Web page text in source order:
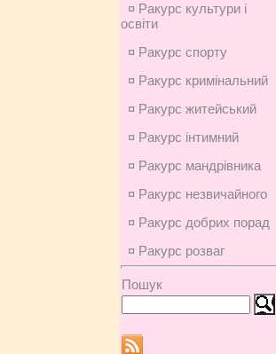
¤ Ракурс культури і
освіти
¤ Ракурс спорту
¤ Ракурс кримінальний
¤ Ракурс житейський
¤ Ракурс інтимний
¤ Ракурс мандрівника
¤ Ракурс незвичайного
¤ Ракурс добрих порад
¤ Ракурс розваг
Пошук